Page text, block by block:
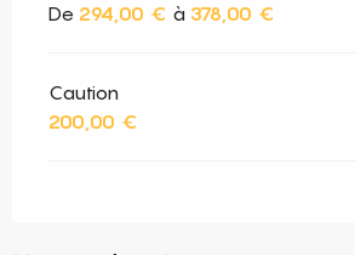
De 294,00 € à 378,00 €
Caution
200,00 €